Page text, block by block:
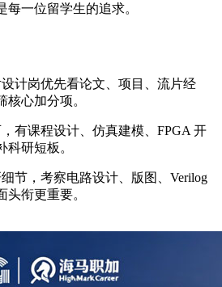
一位留学生的追求。
计岗优先看论文、项目、流片经
核心加分项。
有课程设计、仿真建模、FPGA 开
科研短板。
节，考察电路设计、版图、Verilog
衔更重要。